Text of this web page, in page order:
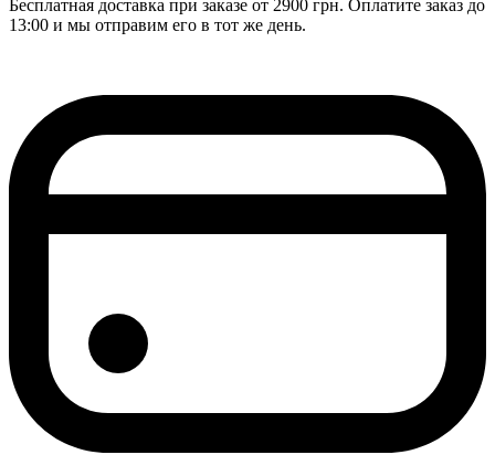
Бесплатная доставка при заказе от 2900 грн. Оплатите заказ до
13:00 и мы отправим его в тот же день.